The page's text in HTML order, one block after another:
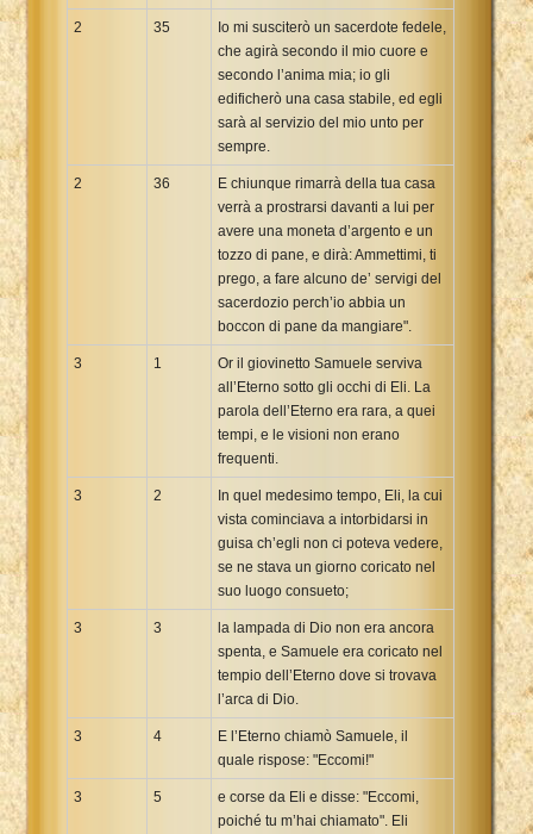
2 35
Io mi susciterò un sacerdote fedele,
che agirà secondo il mio cuore e
secondo l’anima mia; io gli
edificherò una casa stabile, ed egli
sarà al servizio del mio unto per
sempre.
2 36
E chiunque rimarrà della tua casa
verrà a prostrarsi davanti a lui per
avere una moneta d’argento e un
tozzo di pane, e dirà: Ammettimi, ti
prego, a fare alcuno de’ servigi del
sacerdozio perch’io abbia un
boccon di pane da mangiare".
3 1
Or il giovinetto Samuele serviva
all’Eterno sotto gli occhi di Eli. La
parola dell’Eterno era rara, a quei
tempi, e le visioni non erano
frequenti.
3 2
In quel medesimo tempo, Eli, la cui
vista cominciava a intorbidarsi in
guisa ch’egli non ci poteva vedere,
se ne stava un giorno coricato nel
suo luogo consueto;
3 3
la lampada di Dio non era ancora
spenta, e Samuele era coricato nel
tempio dell’Eterno dove si trovava
l’arca di Dio.
3 4
E l’Eterno chiamò Samuele, il
quale rispose: "Eccomi!"
3 5
e corse da Eli e disse: "Eccomi,
poiché tu m’hai chiamato". Eli